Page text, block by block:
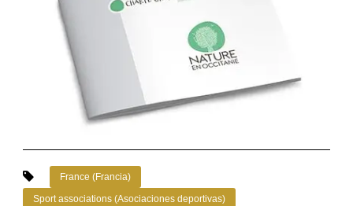
France (Francia)
Sport associations (Asociaciones deportivas)